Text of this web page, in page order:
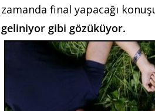
zamanda final yapacağı
geliniyor gibi gözüküyor.